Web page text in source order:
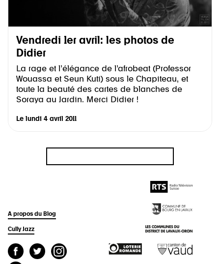
Vendredi 1er avril: les photos de
Didier
La rage et l’élégance de l’afrobeat (Professor
Wouassa et Seun Kuti) sous le Chapiteau, et
toute la beauté des cartes de blanches de
Soraya au Jardin. Merci Didier !
Le lundi 4 avril 2011
A propos du Blog
Cully Jazz